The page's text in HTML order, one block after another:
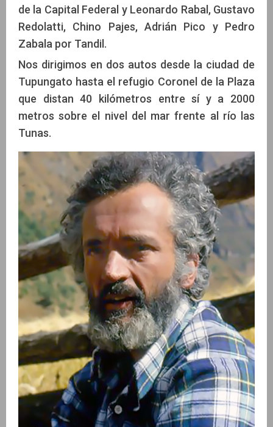
de la Capital Federal y Leonardo Rabal, Gustavo
Redolatti, Chino Pajes, Adrián Pico y Pedro
Zabala por Tandil.
Nos dirigimos en dos autos desde la ciudad de
Tupungato hasta el refugio Coronel de la Plaza
que distan 40 kilómetros entre sí y a 2000
metros sobre el nivel del mar frente al río las
Tunas.